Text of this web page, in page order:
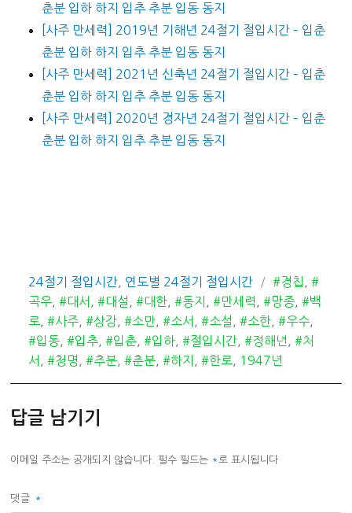
춘분 입하 하지 입추 추분 입동 동지
[사주 만세력] 2019년 기해년 24절기 절입시간 – 입춘
춘분 입하 하지 입추 추분 입동 동지
[사주 만세력] 2021년 신축년 24절기 절입시간 – 입춘
춘분 입하 하지 입추 추분 입동 동지
[사주 만세력] 2020년 경자년 24절기 절입시간 – 입춘
춘분 입하 하지 입추 추분 입동 동지
카
테
고
리
24절기 절입시간 연도별 24절기 절입시간
태
그
#경칩
#
곡우 ,#대서 ,#대설 ,#대한 ,#동지 ,#만세력 ,#망종 ,#백
로
,#사주 ,#상강 ,#소만 ,#소서 ,#소설 ,#소한 ,#우수
#입동 ,#입추 ,#입춘 ,#입하 ,#절입시간 ,#정해년 ,#처
서
,#청명 ,#추분 ,#춘분 ,#하지 ,#한로 1947년
답글 남기기
이메일 주소는 공개되지 않습니다. 필수 필드는 *로 표시됩니다
댓글 *